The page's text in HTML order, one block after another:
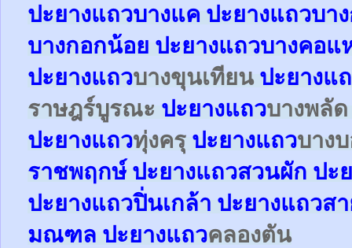
ปะยางแถวบางแค ปะยางแถวบา
บางกอกน้อย ปะยางแถวบางคอแ
ปะยางแถวบางขุนเทียน ปะยางแ
ราษฎร์บูรณะ ปะยางแถวบางพลั
ปะยางแถวทุ่งครุ ปะยางแถวบาง
ราชพฤกษ์ ปะยางแถวสวนผัก ปะ
ปะยางแถวปิ่นเกล้า ปะยางแถวส
มณฑล ปะยางแถวคลองตัน